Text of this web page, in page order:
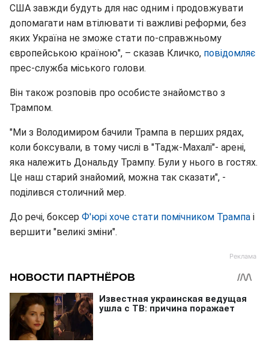
США завжди будуть для нас одним і продовжувати
допомагати нам втілювати ті важливі реформи, без
яких Україна не зможе стати по-справжньому
європейською країною", – сказав Кличко, повідомляє
прес-служба міського голови.
Він також розповів про особисте знайомство з
Трампом.
"Ми з Володимиром бачили Трампа в перших рядах,
коли боксували, в тому числі в "Тадж-Махалі"- арені,
яка належить Дональду Трампу. Були у нього в гостях.
Це наш старий знайомий, можна так сказати", -
поділився столичний мер.
До речі, боксер Ф'юрі хоче стати помічником Трампа і
вершити "великі зміни".